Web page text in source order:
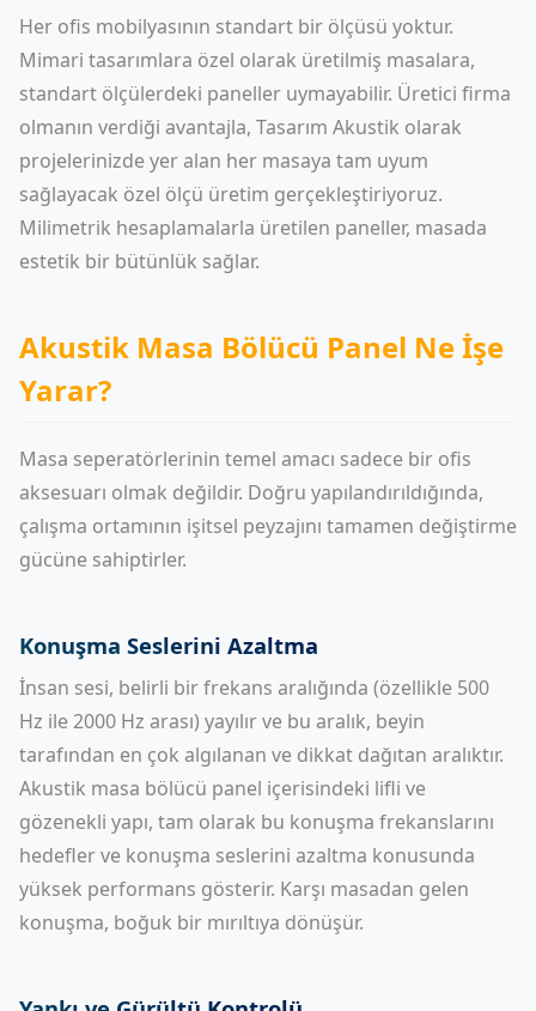
Her ofis mobilyasının standart bir ölçüsü yoktur.
Mimari tasarımlara özel olarak üretilmiş masalara,
standart ölçülerdeki paneller uymayabilir. Üretici firma
olmanın verdiği avantajla, Tasarım Akustik olarak
projelerinizde yer alan her masaya tam uyum
sağlayacak özel ölçü üretim gerçekleştiriyoruz.
Milimetrik hesaplamalarla üretilen paneller, masada
estetik bir bütünlük sağlar.
Akustik Masa Bölücü Panel Ne İşe
Yarar?
Masa seperatörlerinin temel amacı sadece bir ofis
aksesuarı olmak değildir. Doğru yapılandırıldığında,
çalışma ortamının işitsel peyzajını tamamen değiştirme
gücüne sahiptirler.
Konuşma Seslerini Azaltma
İnsan sesi, belirli bir frekans aralığında (özellikle 500
Hz ile 2000 Hz arası) yayılır ve bu aralık, beyin
tarafından en çok algılanan ve dikkat dağıtan aralıktır.
Akustik masa bölücü panel içerisindeki lifli ve
gözenekli yapı, tam olarak bu konuşma frekanslarını
hedefler ve konuşma seslerini azaltma konusunda
yüksek performans gösterir. Karşı masadan gelen
konuşma, boğuk bir mırıltıya dönüşür.